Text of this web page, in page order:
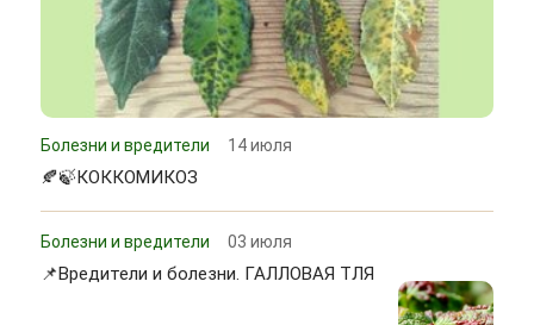
Болезни и вредители 14 июля
🍂🍃КОККОМИКОЗ
Болезни и вредители 03 июля
📌Вредители и болезни. ГАЛЛОВАЯ ТЛЯ